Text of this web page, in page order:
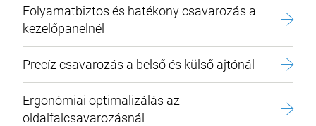
Folyamatbiztos és hatékony csavarozás a
kezelőpanelnél
Precíz csavarozás a belső és külső ajtónál
Ergonómiai optimalizálás az
oldalfalcsavarozásnál